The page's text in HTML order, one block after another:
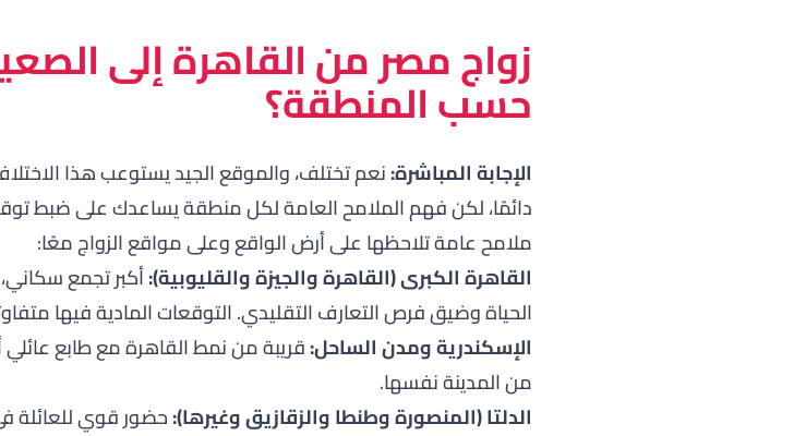
زواج مصر من القاهرة إلى
حسب المنطقة؟
الإجابة المباشرة:نعم تختلف، والموقع الجيد يستوعب هذا
دائمًا، لكن فهم الملامح العامة لكل منطقة يساعدك على ضبط
ملامح عامة تلاحظها على أرض الواقع وعلى مواقع الزواج معًا:
القاهرة الكبرى (القاهرة والجيزة والقليوبية):أكبر تجمع
الحياة وضيق فرص التعارف التقليدي. التوقعات المادية فيها
الإسكندرية ومدن الساحل:قريبة من نمط القاهرة مع طابع
من المدينة نفسها.
الدلتا (المنصورة وطنطا والزقازيق وغيرها):حضور قوي للعائلة